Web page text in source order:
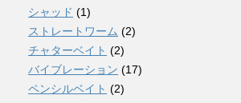
シャッド (1)
ストレートワーム (2)
チャターベイト (2)
バイブレーション (17)
ペンシルベイト (2)